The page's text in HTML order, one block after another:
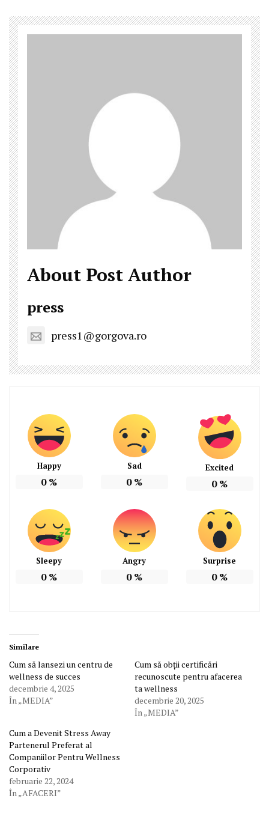
About Post Author
press
press1@gorgova.ro
Happy
0%
Sad
0%
Excited
0%
Sleepy
0%
Angry
0%
Surprise
0%
Similare
Cum să lansezi un centru de
wellness de succes
decembrie 4, 2025
În „MEDIA”
Cum să obții certificări
recunoscute pentru afacerea
ta wellness
decembrie 20, 2025
În „MEDIA”
Cum a Devenit Stress Away
Partenerul Preferat al
Companiilor Pentru Wellness
Corporativ
februarie 22, 2024
În „AFACERI”